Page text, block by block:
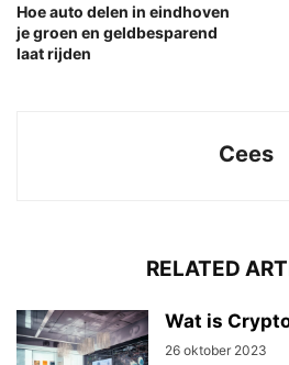
Hoe auto delen in eindhoven
je groen en geldbesparend
laat rijden
Cees
RELATED
Wat is
26 oktober 2023